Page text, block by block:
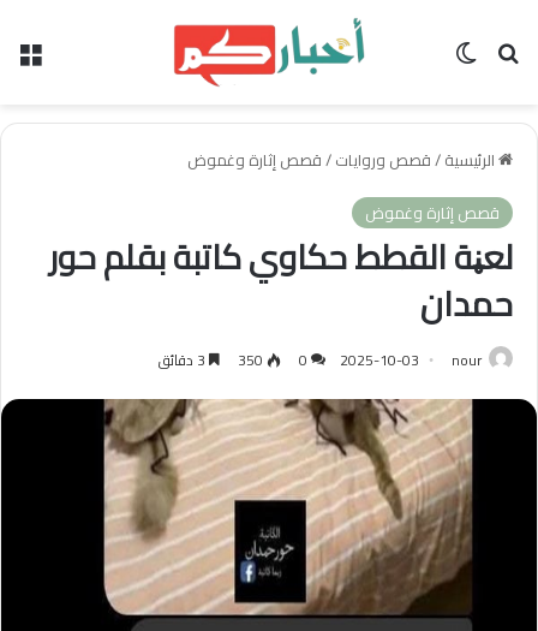
بحث عن الوضع المظلم
الرئيسية/قصص وروايات/قصص إثارة وغموض
قصص إثارة وغموض
لعڼة القطط حكاوي كاتبة بقلم حور
حمدان
nour
2025-10-03
0
350